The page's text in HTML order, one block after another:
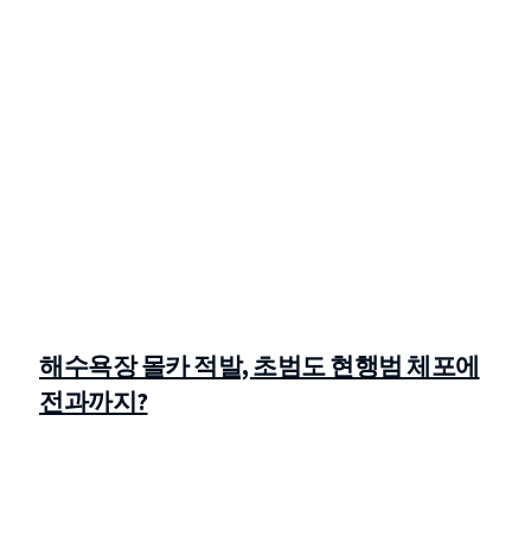
해수욕장 몰카 적발, 초범도 현행범 체포에
전과까지?